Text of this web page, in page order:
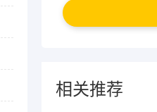
相关推荐